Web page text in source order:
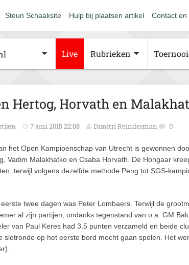
Steun Schaaksite Hulp bij plaatsen artikel Contact en
Live Rubrieken
Hertog, Horvath en
7 juni 2015 22:08 Dimitri Reinderman 0
het Open Kampioenschap van Utrecht is gewonnen
Vadim Malakhatko en Csaba Horvath. De Hongaar
terwijl volgens dezelfde methode Peng tot SGS-
twee dagen was Peter Lombaers. Terwijl de
al zijn partijen, ondanks tegenstand van o.a. GM
van Paul Keres had 3.5 punten verzameld en beide
slotronde op het eerste bord mocht gaan spelen. Het